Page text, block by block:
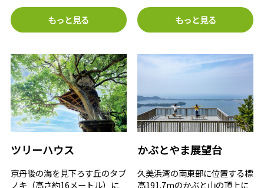
もっと見る もっと見る
ツリーハウス
京丹後の海を見下ろす丘のタブ
ノキ（高さ約16メートル）に
かぶとやま展望台
久美浜湾の南東部に位置する標
高191.7mのかぶと山の頂上に